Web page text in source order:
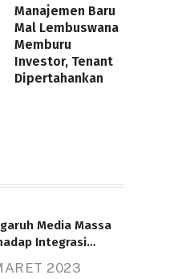
Manajemen Baru
Mal Lembuswana
Memburu
Investor, Tenant
Dipertahankan
Media Massa
Integrasi
2023